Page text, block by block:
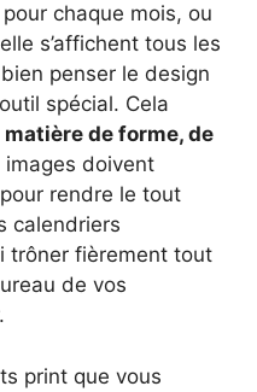
chaque mois, ou
s’affichent tous les
penser le design
spécial. Cela
de forme, de
images doivent
rendre le tout
calendriers
trôner fièrement tout
de vos
print que vous